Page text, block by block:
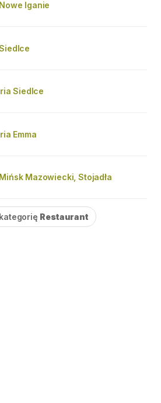
Iganie
Siedlce
Emma
Mazowiecki, Stojadła
Restaurant